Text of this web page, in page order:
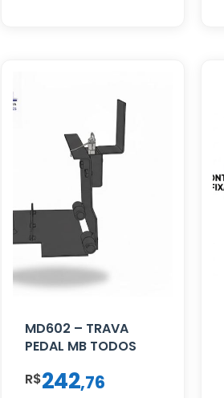
MD602 – TRAVA
PEDAL MB TODOS
R$242,76